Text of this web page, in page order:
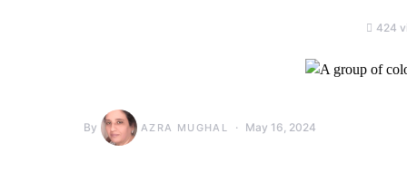
424
By AZRA MUGHAL May 16, 2024